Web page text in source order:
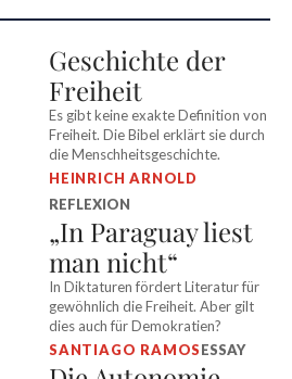
Geschichte der
Freiheit
Es gibt keine exakte Definition von
Freiheit. Die Bibel erklärt sie durch
die Menschheitsgeschichte.
HEINRICH ARNOLD
REFLEXION
„In Paraguay liest
man nicht“
In Diktaturen fördert Literatur für
gewöhnlich die Freiheit. Aber gilt
dies auch für Demokratien?
SANTIAGO RAMOSESSAY